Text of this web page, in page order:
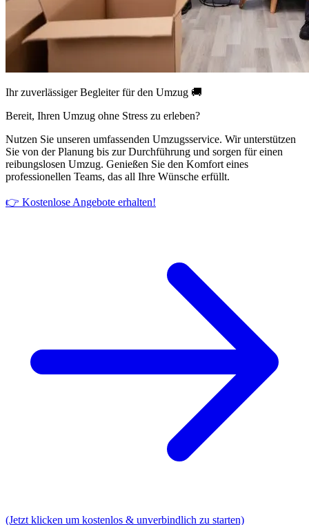
Ihr zuverlässiger Begleiter für den Umzug 🚚
Bereit, Ihren Umzug ohne Stress zu erleben?
Nutzen Sie unseren umfassenden Umzugsservice. Wir unterstützen
Sie von der Planung bis zur Durchführung und sorgen für einen
reibungslosen Umzug. Genießen Sie den Komfort eines
professionellen Teams, das all Ihre Wünsche erfüllt.
👉 Kostenlose Angebote erhalten!
(Jetzt klicken um kostenlos & unverbindlich zu starten)